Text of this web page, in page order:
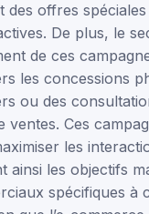
des offres
De plus, le
de ces
les concessions
ou des
ventes. Ces
les
ainsi les objectifs
spécifiques à